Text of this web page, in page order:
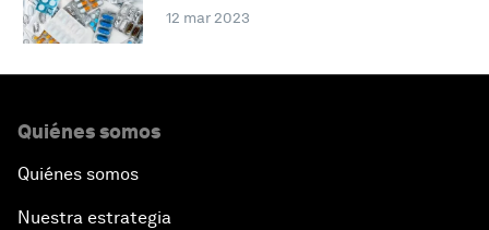
12 mar 2023
Quiénes somos
Quiénes somos
Nuestra estrategia